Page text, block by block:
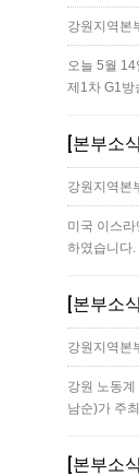
강원지역본
오늘 5월
제1차 G1
강원지역본
미국 이스
하였습니다
[본부소
강원지역본
강원 노동
남순)가 주
[본부소